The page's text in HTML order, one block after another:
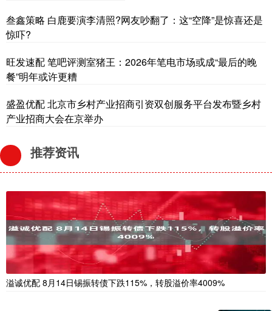
叁鑫策略 白鹿要演李清照?网友吵翻了：这“空降”是惊喜还是
惊吓?
旺发速配 笔吧评测室猪王：2026年笔电市场或成“最后的晚
餐”明年或许更糟
盛盈优配 北京市乡村产业招商引资双创服务平台发布暨乡村
产业招商大会在京举办
推荐资讯
溢诚优配 8月14日锡振转债下跌115%，转股溢价率4009%